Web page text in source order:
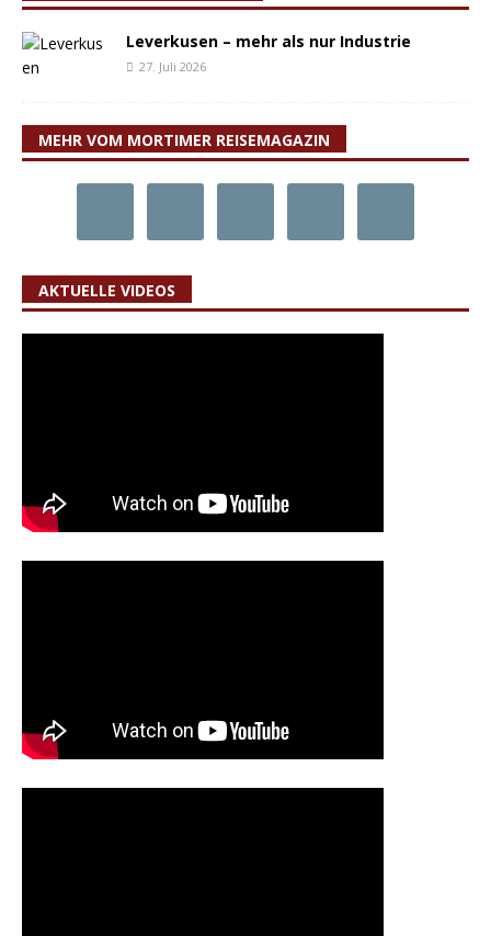
Leverkusen – mehr als nur Industrie
27. Juli 2026
MEHR VOM MORTIMER REISEMAGAZIN
AKTUELLE VIDEOS